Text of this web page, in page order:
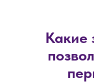
Какие